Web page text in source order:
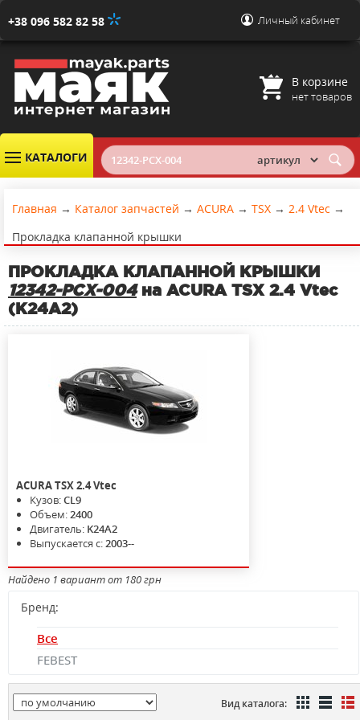
+38 096 582 82 58 Личный кабинет
В корзине
нет товаров
КАТАЛОГИ
Главная → Каталог запчастей → ACURA → TSX → 2.4 Vtec →
Прокладка клапанной крышки
ПРОКЛАДКА КЛАПАННОЙ КРЫШКИ
12342-PCX-004на ACURA TSX 2.4 Vtec
(K24A2)
ACURATSX2.4 Vtec
Кузов:CL9
Объем:2400
Двигатель: K24A2
Выпускается с:2003--
Найдено 1 вариант от 180 грн
Бренд:
Все
FEBEST
Вид каталога: